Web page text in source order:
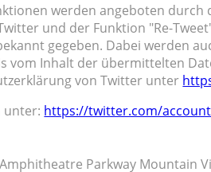
werden angeboten durch
und der Funktion "Re-
gegeben. Dabei werden
vom Inhalt der übermittelten
von Twitter unter
unter: https://twitter.com/
Parkway Mountain